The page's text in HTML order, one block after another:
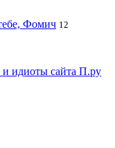
Фомич 12
идиоты сайта П.ру